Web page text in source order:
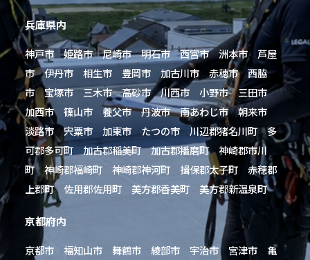
兵庫県内
神戸市 姫路市 尼崎市 明石市 西宮市 洲本市 芦屋
市 伊丹市 相生市 豊岡市 加古川市 赤穂市 西脇
市 宝塚市 三木市 高砂市 川西市 小野市 三田市
加西市 篠山市 養父市 丹波市 南あわじ市 朝来市
淡路市 宍粟市 加東市 たつの市 川辺郡猪名川町 多
可郡多可町 加古郡稲美町 加古郡播磨町 神崎郡市川
町 神崎郡福崎町 神崎郡神河町 揖保郡太子町 赤穂郡
上郡町 佐用郡佐用町 美方郡香美町 美方郡新温泉町
京都府内
京都市 福知山市 舞鶴市 綾部市 宇治市 宮津市 亀